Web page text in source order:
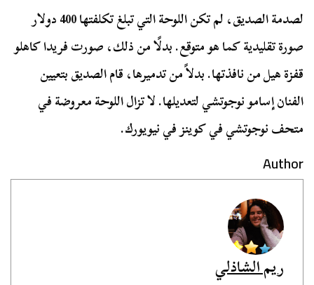
لصدمة الصديق، لم تكن اللوحة التي تبلغ تكلفتها 400 دولار
صورة تقليدية كما هو متوقع. بدلًا من ذلك، صورت فريدا كاهلو
قفزة هيل من نافذتها. بدلاً من تدميرها، قام الصديق بتعيين
الفنان إسامو نوجوتشي لتعديلها. لا تزال اللوحة معروضة في
متحف نوجوتشي في كوينز في نيويورك.
Author
ريم الشاذلي